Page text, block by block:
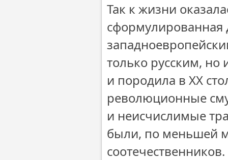
Так к жизни
сформулированная
только русским,
и породила в XX
революционные
и неисчислимые
были, по меньшей
соотечественников.